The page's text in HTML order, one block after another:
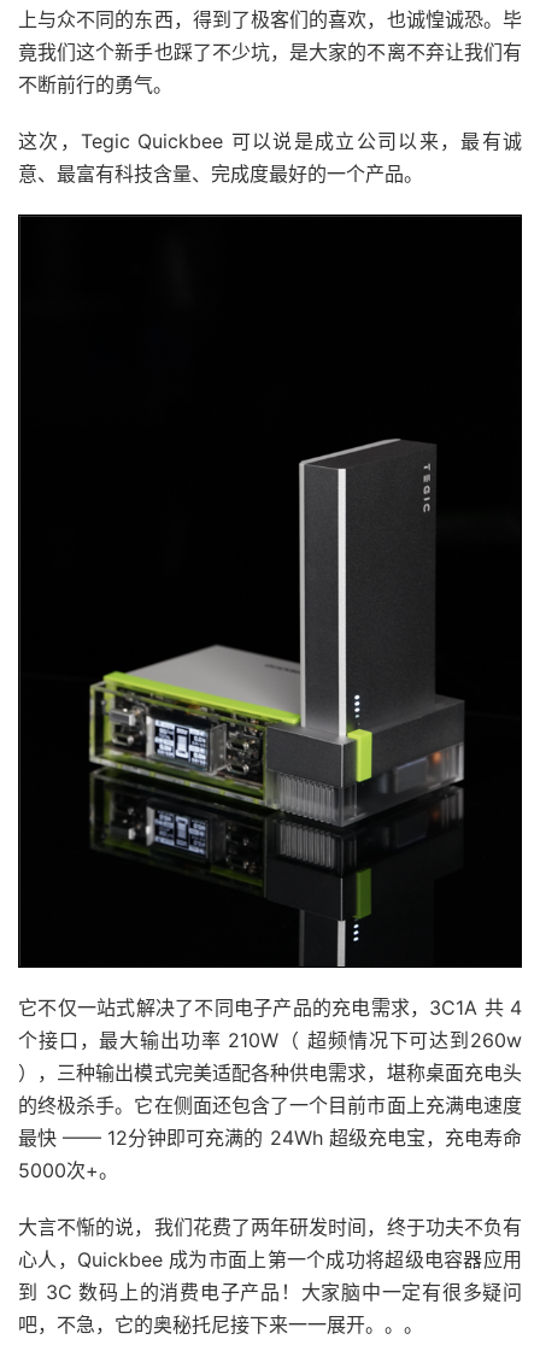
上与众不同的东西，得到了极客们的喜欢，也诚惶诚恐。毕
竟我们这个新手也踩了不少坑，是大家的不离不弃让我们有
不断前行的勇气。
这次，Tegic Quickbee 可以说是成立公司以来，最有诚
意、最富有科技含量、完成度最好的一个产品。
它不仅一站式解决了不同电子产品的充电需求，3C1A 共 4
个接口，最大输出功率 210W（ 超频情况下可达到260w
），三种输出模式完美适配各种供电需求，堪称桌面充电头
的终极杀手。它在侧面还包含了一个目前市面上充满电速度
最快 —— 12分钟即可充满的 24Wh 超级充电宝，充电寿命
5000次+。
大言不惭的说，我们花费了两年研发时间，终于功夫不负有
心人，Quickbee 成为市面上第一个成功将超级电容器应用
到 3C 数码上的消费电子产品！大家脑中一定有很多疑问
吧，不急，它的奥秘托尼接下来一一展开。。。